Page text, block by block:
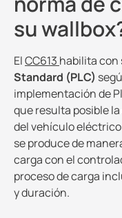
su
ElCC613 habilita con
Standard (PLC)
implementación de
que resulta posible
del vehículo
se produce de
carga con el
proceso de carga
y duración.